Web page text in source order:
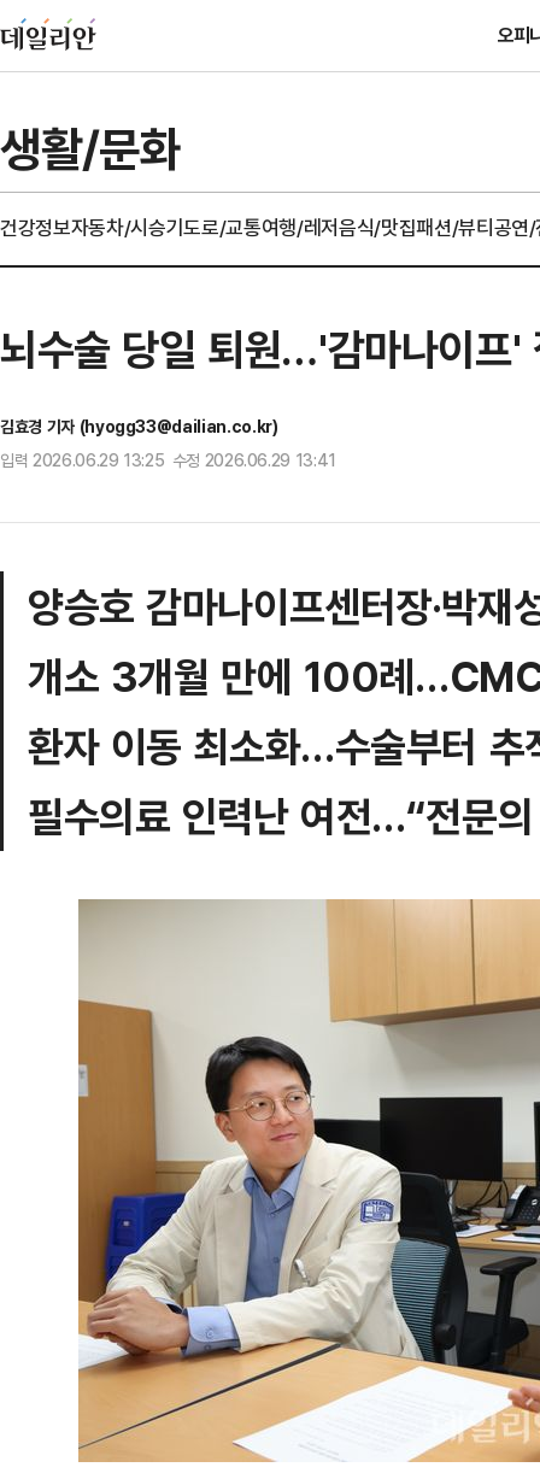
오피
생활/문화
건강정보자동차/시승기도로/교통여행/레저음식/맛집패션/뷰티공연
뇌수술 당일 퇴원…'감마나이프'
김효경 기자 (hyogg33@dailian.co.kr)
입력 2026.06.29 13:25 수정 2026.06.29 13:41
양승호 감마나이프센터장·박재
개소 3개월 만에 100례
환자 이동 최소화…수술부터 추
필수의료 인력난 여전…“전문